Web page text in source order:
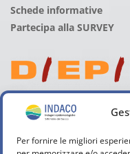
Per fornire le migliori
Schede informative
Partecipa alla SURVEY